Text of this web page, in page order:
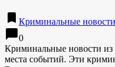
bookmark Криминальные новости
chat_bubble0
Криминальные новости
места событий. Эти